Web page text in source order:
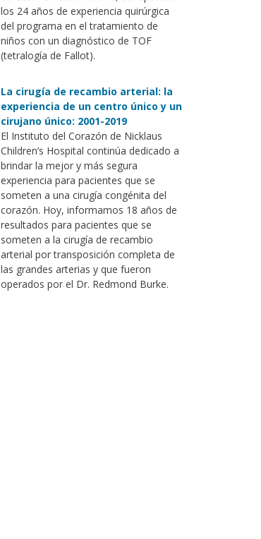
los 24 años de experiencia quirúrgica
del programa en el tratamiento de
niños con un diagnóstico de TOF
(tetralogía de Fallot).
La cirugía de recambio arterial: la
experiencia de un centro único y un
cirujano único: 2001-2019
El Instituto del Corazón de Nicklaus
Children’s Hospital continúa dedicado a
brindar la mejor y más segura
experiencia para pacientes que se
someten a una cirugía congénita del
corazón. Hoy, informamos 18 años de
resultados para pacientes que se
someten a la cirugía de recambio
arterial por transposición completa de
las grandes arterias y que fueron
operados por el Dr. Redmond Burke.